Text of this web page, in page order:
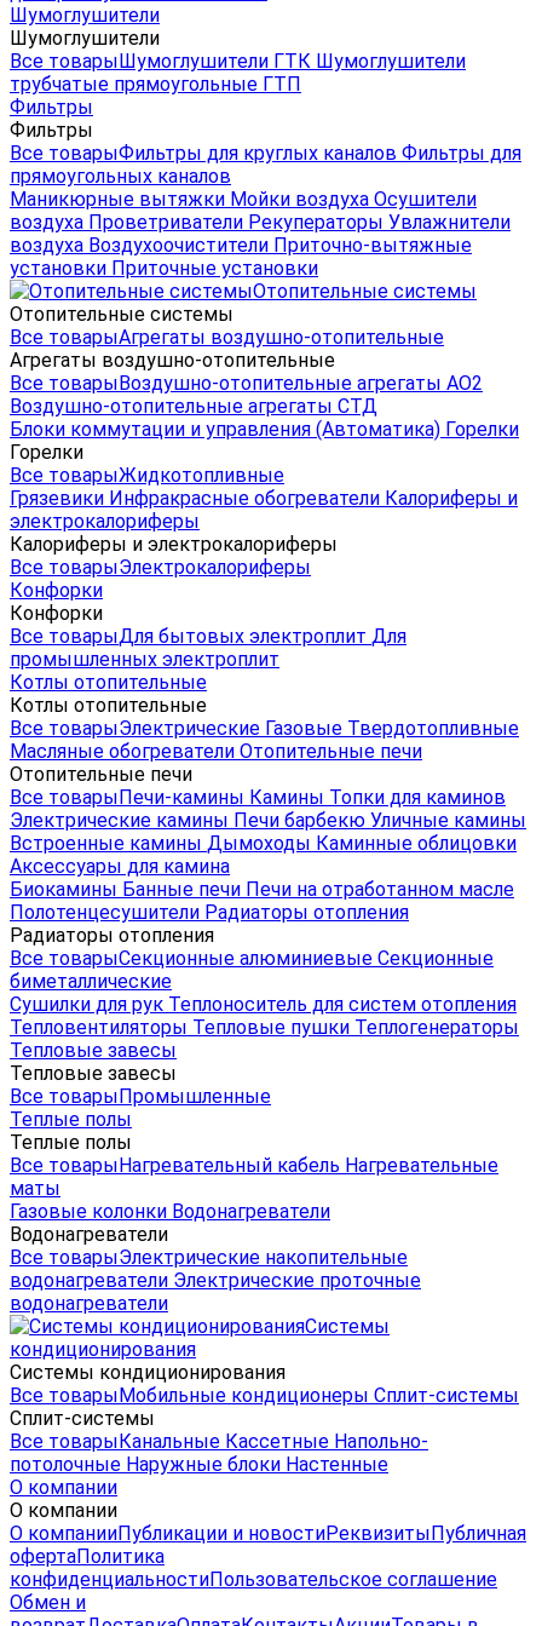
Шумоглушители
Шумоглушители
Все товарыШумоглушители ГТК Шумоглушители
трубчатые прямоугольные ГТП
Фильтры
Фильтры
Все товарыФильтры для круглых каналов Фильтры для
прямоугольных каналов
Маникюрные вытяжки Мойки воздуха Осушители
воздуха Проветриватели Рекуператоры Увлажнители
воздуха Воздухоочистители Приточно-вытяжные
установки Приточные установки
Отопительные системы
Отопительные системы
Все товарыАгрегаты воздушно-отопительные
Агрегаты воздушно-отопительные
Все товарыВоздушно-отопительные агрегаты АО2
Воздушно-отопительные агрегаты СТД
Блоки коммутации и управления (Автоматика) Горелки
Горелки
Все товарыЖидкотопливные
Грязевики Инфракрасные обогреватели Калориферы и
электрокалориферы
Калориферы и электрокалориферы
Все товарыЭлектрокалориферы
Конфорки
Конфорки
Все товарыДля бытовых электроплит Для
промышленных электроплит
Котлы отопительные
Котлы отопительные
Все товарыЭлектрические Газовые Твердотопливные
Масляные обогреватели Отопительные печи
Отопительные печи
Все товарыПечи-камины Камины Топки для каминов
Электрические камины Печи барбекю Уличные камины
Встроенные камины Дымоходы Каминные облицовки
Аксессуары для камина
Биокамины Банные печи Печи на отработанном масле
Полотенцесушители Радиаторы отопления
Радиаторы отопления
Все товарыСекционные алюминиевые Секционные
биметаллические
Сушилки для рук Теплоноситель для систем отопления
Тепловентиляторы Тепловые пушки Теплогенераторы
Тепловые завесы
Тепловые завесы
Все товарыПромышленные
Теплые полы
Теплые полы
Все товарыНагревательный кабель Нагревательные
маты
Газовые колонки Водонагреватели
Водонагреватели
Все товарыЭлектрические накопительные
водонагреватели Электрические проточные
водонагреватели
Системы
кондиционирования
Системы кондиционирования
Все товарыМобильные кондиционеры Сплит-системы
Сплит-системы
Все товарыКанальные Кассетные Напольно-
потолочные Наружные блоки Настенные
О компании
О компании
О компанииПубликации и новостиРеквизитыПубличная
офертаПолитика
конфиденциальностиПользовательское соглашение
Обмен и